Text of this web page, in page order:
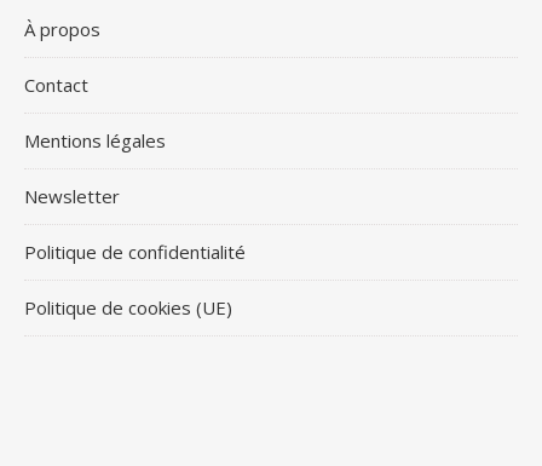
À propos
Contact
Mentions légales
Newsletter
Politique de confidentialité
Politique de cookies (UE)